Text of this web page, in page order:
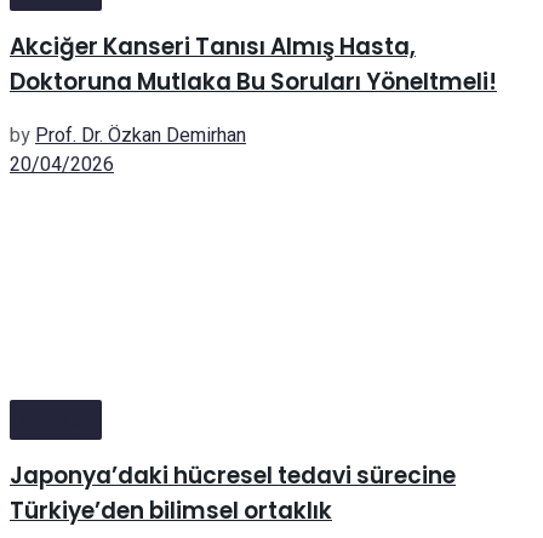
Akciğer Kanseri Tanısı Almış Hasta,
Doktoruna Mutlaka Bu Soruları Yöneltmeli!
byProf. Dr. Özkan Demirhan
20/04/2026
Japonya’daki hücresel tedavi sürecine
Türkiye’den bilimsel ortaklık